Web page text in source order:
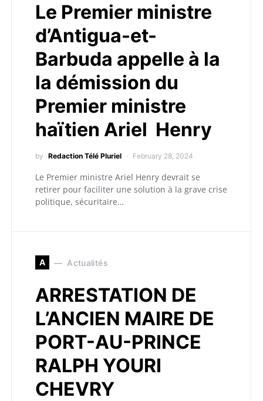
Le Premier ministre
d’Antigua-et-
Barbuda appelle à la
la démission du
Premier ministre
haïtien Ariel Henry
by Redaction Télé Pluriel February 28, 2024
Le Premier ministre Ariel Henry devrait se
retirer pour faciliter une solution à la grave crise
politique, sécuritaire…
A Actualités
ARRESTATION DE
L’ANCIEN MAIRE DE
PORT-AU-PRINCE
RALPH YOURI
CHEVRY